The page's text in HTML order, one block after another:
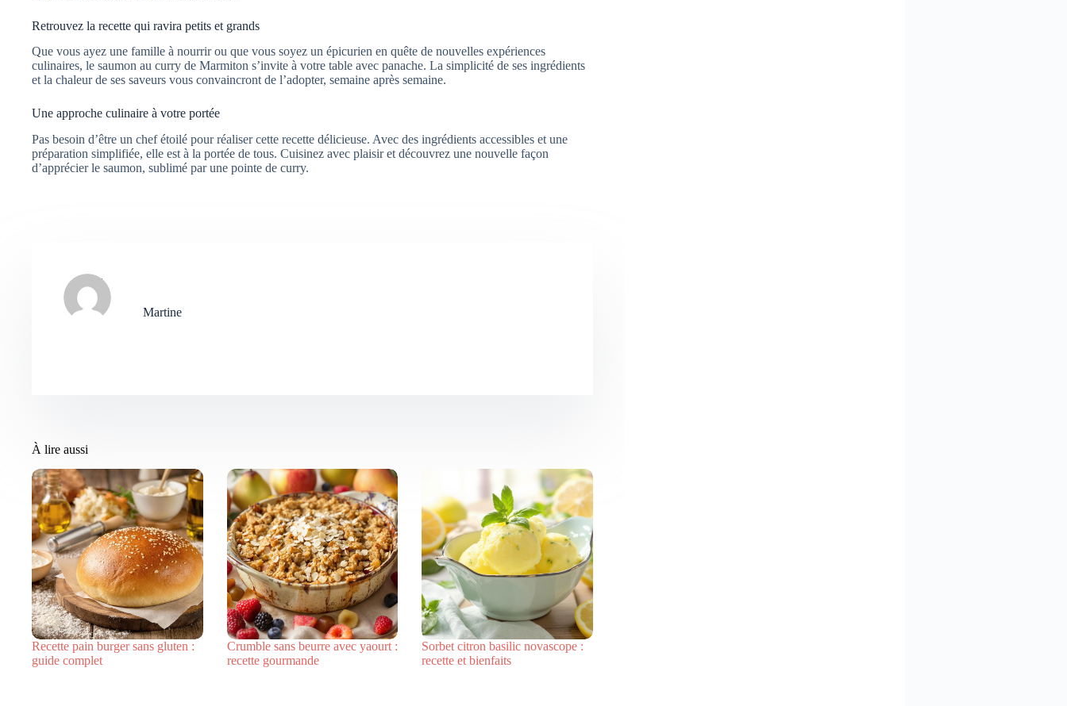
Retrouvez la recette qui ravira petits et grands
Que vous ayez une famille à nourrir ou que vous soyez un épicurien en quête de nouvelles expériences
culinaires, le saumon au curry de Marmiton s’invite à votre table avec panache. La simplicité de ses ingrédients
et la chaleur de ses saveurs vous convaincront de l’adopter, semaine après semaine.
Une approche culinaire à votre portée
Pas besoin d’être un chef étoilé pour réaliser cette recette délicieuse. Avec des ingrédients accessibles et une
préparation simplifiée, elle est à la portée de tous. Cuisinez avec plaisir et découvrez une nouvelle façon
d’apprécier le saumon, sublimé par une pointe de curry.
Martine
À lire aussi
Recette pain burger sans gluten :
guide complet
Crumble sans beurre avec yaourt :
recette gourmande
Sorbet citron basilic novascope :
recette et bienfaits